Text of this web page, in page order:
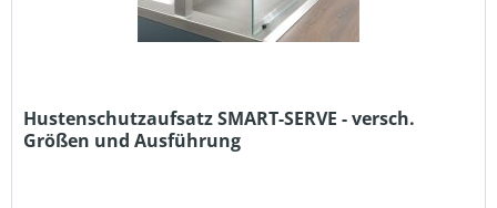
Hustenschutzaufsatz SMART-SERVE - versch.
Größen und Ausführung